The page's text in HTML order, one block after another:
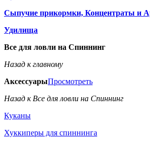
Сыпучие прикормки, Концентраты и
Удилища
Все для ловли на Спиннинг
Назад к главному
АксессуарыПросмотреть
Назад к Все для ловли на Спиннинг
Куканы
Хуккиперы для спиннинга